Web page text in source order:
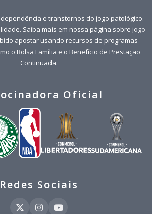
e transtornos do jogo patológico.
Saiba mais em nossa página sobre jogo
apostar usando recursos de programas
o Bolsa Família e o Benefício de Prestação
Continuada.
Oficial
Redes Sociais